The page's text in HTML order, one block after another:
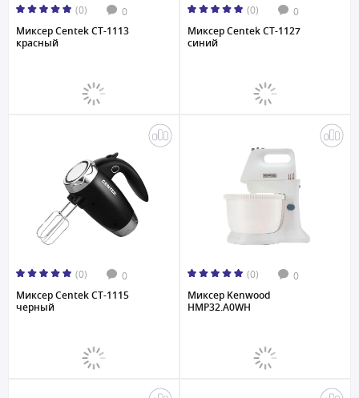
(0) 0
Миксер Centek CT-1113
красный
(0) 0
Миксер Centek CT-1127
синий
(0) 0
Миксер Centek CT-1115
черный
(0) 0
Миксер Kenwood
HMP32.A0WH